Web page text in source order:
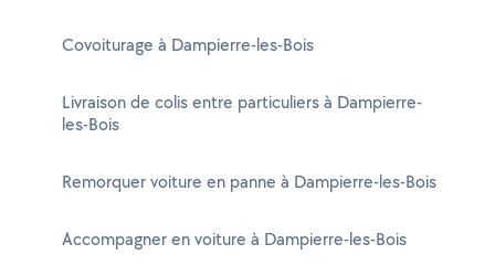
Covoiturage à Dampierre-les-Bois
Livraison de colis entre particuliers à Dampierre-
les-Bois
Remorquer voiture en panne à Dampierre-les-Bois
Accompagner en voiture à Dampierre-les-Bois